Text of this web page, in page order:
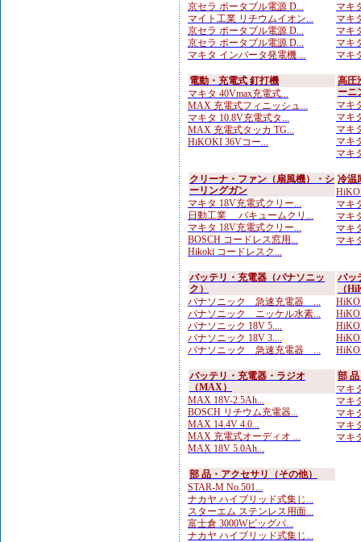
京セラ ポータブル電源 D...
マイト工業 リチウムイオン...
京セラ ポータブル電源 D...
京セラ ポータブル電源 D...
マキタ インバータ発電機 ...
マキ
マキ
マキ
マキ
マキ
電動・充電式 釘打機
マキタ 40Vmax充電式...
MAX 充電式フィニッシュ...
マキタ 10.8V充電式タ...
MAX 充電式タッカ TG...
HiKOKI 36Vコー...
高圧
ーニ
マキ
マキ
マキ
マキ
マキ
クリーナ・ファン（扇風機）・シ
ーリングガン
マキタ 18V充電式クリー...
日動工業 バキュームクリ...
マキタ 18V充電式クリー...
BOSCH コードレス窓用...
Hikoki コードレスク...
冷温
マキ
マキ
マキ
マキ
バッテリ・充電器（パナソニッ
ク）
パナソニック 急速充電器 ...
パナソニック ニッケル水素...
パナソニック 18V 5....
パナソニック 18V 3....
パナソニック 急速充電器 ...
バッ
（
バッテリ・充電器・ラジオ
（MAX）
MAX 18V-2.5Ah...
BOSCH リチウム充電器...
MAX 14.4V 4.0...
MAX 充電式オーディオ ...
MAX 18V 5.0Ah...
部
マキ
マキ
マキ
マキ
マキ
部 品・アクセサリ（その他）
STAR-M No.501...
ナカヤ ハイブリッド式集じ...
スターエム ステンレス用面...
富士倉 3000Wビッグパ...
ナカヤ ハイブリッド式集じ...